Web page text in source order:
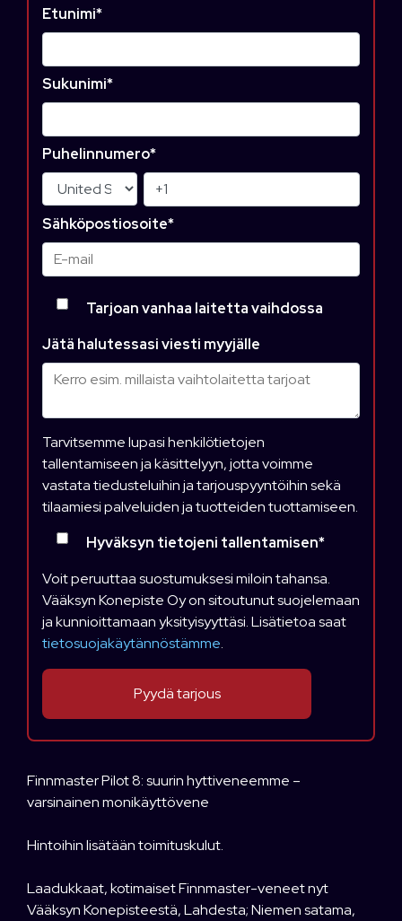
Etunimi*
Sukunimi*
Puhelinnumero*
Sähköpostiosoite*
Tarjoan vanhaa laitetta vaihdossa
Jätä halutessasi viesti myyjälle
Tarvitsemme lupasi henkilötietojen
tallentamiseen ja käsittelyyn, jotta voimme
vastata tiedusteluihin ja tarjouspyyntöihin sekä
tilaamiesi palveluiden ja tuotteiden tuottamiseen.
Hyväksyn tietojeni tallentamisen*
Voit peruuttaa suostumuksesi miloin tahansa.
Vääksyn Konepiste Oy on sitoutunut suojelemaan
ja kunnioittamaan yksityisyyttäsi. Lisätietoa saat
tietosuojakäytännöstämme.
Finnmaster Pilot 8: suurin hyttiveneemme –
varsinainen monikäyttövene
Hintoihin lisätään toimituskulut.
Laadukkaat, kotimaiset Finnmaster-veneet nyt
Vääksyn Konepisteestä, Lahdesta; Niemen satama,